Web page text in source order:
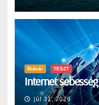
Bulvár TESZT
Internet
júl 31, 2026